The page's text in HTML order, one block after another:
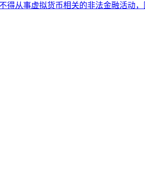
得从事虚拟货币相关的非法金融活动